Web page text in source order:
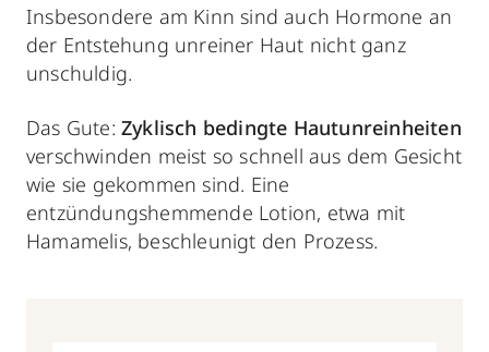
Insbesondere am Kinn sind auch Hormone an
der Entstehung unreiner Haut nicht ganz
unschuldig.
Das Gute: Zyklisch bedingte Hautunreinheiten
verschwinden meist so schnell aus dem Gesicht
wie sie gekommen sind. Eine
entzündungshemmende Lotion, etwa mit
Hamamelis, beschleunigt den Prozess.